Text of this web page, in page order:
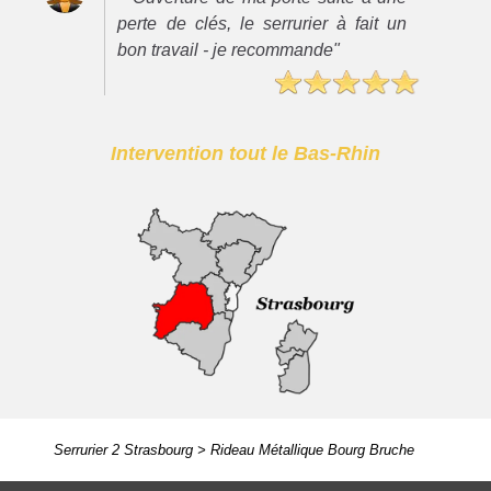
perte de clés, le serrurier à fait un
bon travail - je recommande"
Intervention tout le Bas-Rhin
Serrurier 2 Strasbourg> Rideau Métallique Bourg Bruche